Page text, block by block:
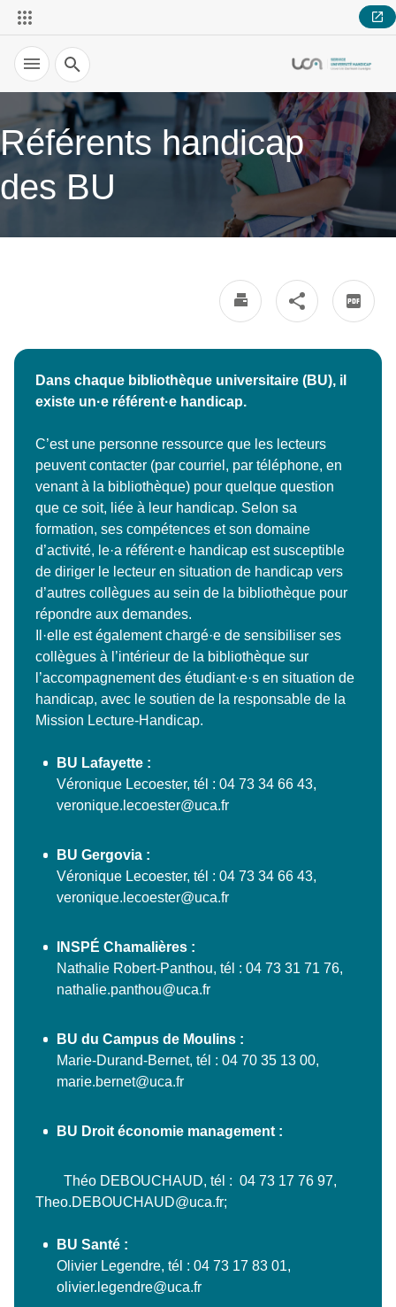
Recherche
Référents handicap
des BU
Dans chaque bibliothèque universitaire (BU), il
existe un·e référent·e handicap.
C’est une personne ressource que les lecteurs
peuvent contacter (par courriel, par téléphone, en
venant à la bibliothèque) pour quelque question
que ce soit, liée à leur handicap. Selon sa
formation, ses compétences et son domaine
d’activité, le·a référent·e handicap est susceptible
de diriger le lecteur en situation de handicap vers
d’autres collègues au sein de la bibliothèque pour
répondre aux demandes.
Il·elle est également chargé·e de sensibiliser ses
collègues à l’intérieur de la bibliothèque sur
l’accompagnement des étudiant·e·s en situation de
handicap, avec le soutien de la responsable de la
Mission Lecture-Handicap.
BU Lafayette :
Véronique Lecoester, tél : 04 73 34 66 43,
veronique.lecoester@uca.fr
BU Gergovia :
Véronique Lecoester, tél : 04 73 34 66 43,
veronique.lecoester@uca.fr
INSPÉ Chamalières :
Nathalie Robert-Panthou, tél : 04 73 31 71 76,
nathalie.panthou@uca.fr
BU du Campus de Moulins :
Marie-Durand-Bernet, tél : 04 70 35 13 00,
marie.bernet@uca.fr
BU Droit économie management :
Théo DEBOUCHAUD, tél : 04 73 17 76 97,
Theo.DEBOUCHAUD@uca.fr;
BU Santé :
Olivier Legendre, tél : 04 73 17 83 01,
olivier.legendre@uca.fr